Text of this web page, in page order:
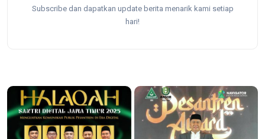
Subscribe dan dapatkan update berita menarik kami setiap
hari!